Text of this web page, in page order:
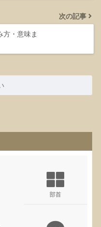
次の記事
方・意味ま
部首